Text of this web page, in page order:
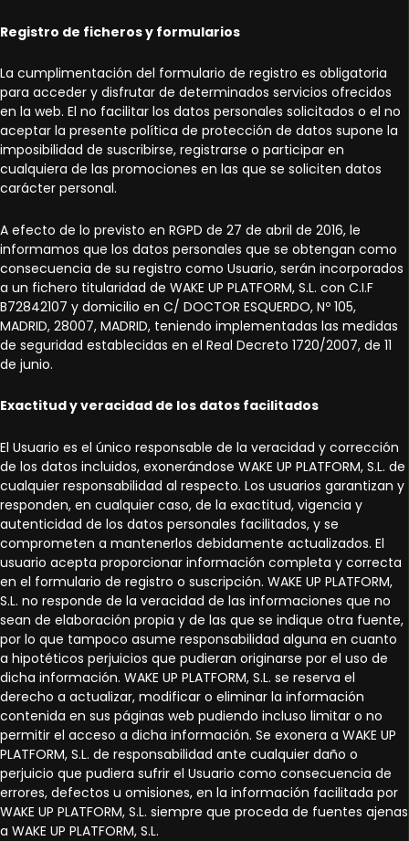
Registro de ficheros y formularios
La cumplimentación del formulario de registro es obligatoria
para acceder y disfrutar de determinados servicios ofrecidos
en la web. El no facilitar los datos personales solicitados o el no
aceptar la presente política de protección de datos supone la
imposibilidad de suscribirse, registrarse o participar en
cualquiera de las promociones en las que se soliciten datos
carácter personal.
A efecto de lo previsto en RGPD de 27 de abril de 2016, le
informamos que los datos personales que se obtengan como
consecuencia de su registro como Usuario, serán incorporados
a un fichero titularidad de WAKE UP PLATFORM, S.L. con C.I.F
B72842107 y domicilio en C/ DOCTOR ESQUERDO, Nº 105,
MADRID, 28007, MADRID, teniendo implementadas las medidas
de seguridad establecidas en el Real Decreto 1720/2007, de 11
de junio.
Exactitud y veracidad de los datos facilitados
El Usuario es el único responsable de la veracidad y corrección
de los datos incluidos, exonerándose WAKE UP PLATFORM, S.L. de
cualquier responsabilidad al respecto. Los usuarios garantizan y
responden, en cualquier caso, de la exactitud, vigencia y
autenticidad de los datos personales facilitados, y se
comprometen a mantenerlos debidamente actualizados. El
usuario acepta proporcionar información completa y correcta
en el formulario de registro o suscripción. WAKE UP PLATFORM,
S.L. no responde de la veracidad de las informaciones que no
sean de elaboración propia y de las que se indique otra fuente,
por lo que tampoco asume responsabilidad alguna en cuanto
a hipotéticos perjuicios que pudieran originarse por el uso de
dicha información. WAKE UP PLATFORM, S.L. se reserva el
derecho a actualizar, modificar o eliminar la información
contenida en sus páginas web pudiendo incluso limitar o no
permitir el acceso a dicha información. Se exonera a WAKE UP
PLATFORM, S.L. de responsabilidad ante cualquier daño o
perjuicio que pudiera sufrir el Usuario como consecuencia de
errores, defectos u omisiones, en la información facilitada por
WAKE UP PLATFORM, S.L. siempre que proceda de fuentes ajenas
a WAKE UP PLATFORM, S.L.